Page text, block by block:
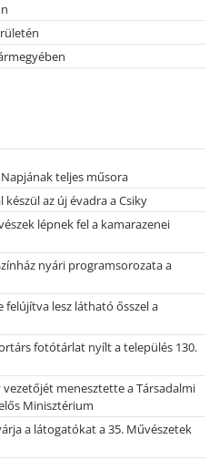
teljes műsora
készül az új évadra a Csiky
lépnek fel a kamarazenei
nyári programsorozata a
lesz látható ősszel a
fotótárlat nyílt a település 130.
menesztette a Társadalmi
Minisztérium
a látogatókat a 35. Művészetek